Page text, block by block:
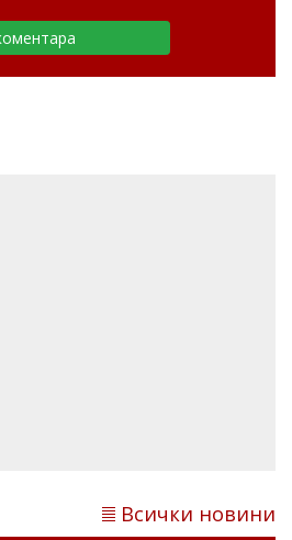
Всички новини